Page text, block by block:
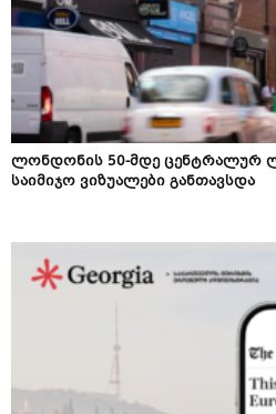
ლონდონის 50-მდე ცენტრალურ
საიმიჯო ვიზუალები განთავსდა